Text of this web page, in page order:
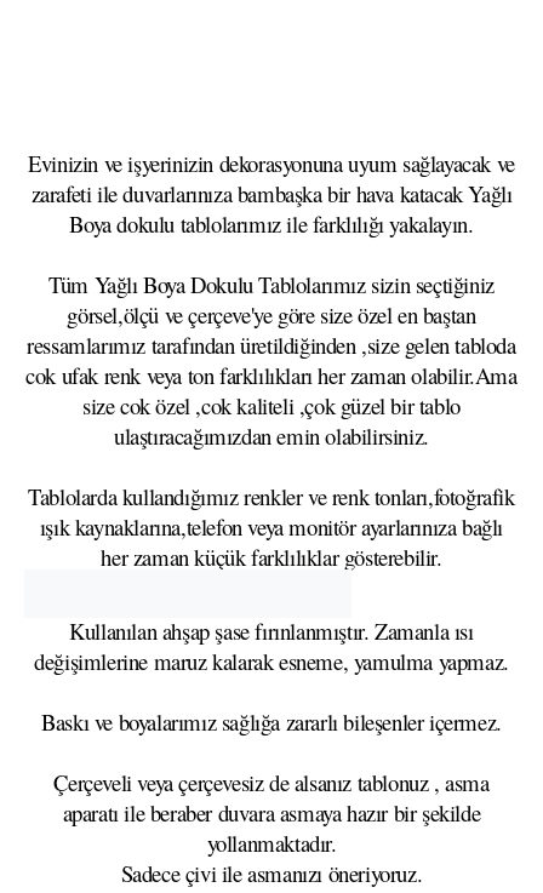
Evinizin ve işyerinizin dekorasyonuna uyum sağlayacak ve
zarafeti ile duvarlarınıza bambaşka bir hava katacak Yağlı
Boya dokulu tablolarımız ile farklılığı yakalayın.
Tüm Yağlı Boya Dokulu Tablolarımız sizin seçtiğiniz
görsel,ölçü ve çerçeve'ye göre size özel en baştan
ressamlarımız tarafından üretildiğinden ,size gelen tabloda
cok ufak renk veya ton farklılıkları her zaman olabilir.Ama
size cok özel ,cok kaliteli ,çok güzel bir tablo
ulaştıracağımızdan emin olabilirsiniz.
Tablolarda kullandığımız renkler ve renk tonları,fotoğrafik
ışık kaynaklarına,telefon veya monitör ayarlarınıza bağlı
her zaman küçük farklılıklar gösterebilir.
Kullanılan ahşap şase fırınlanmıştır. Zamanla ısı
değişimlerine maruz kalarak esneme, yamulma yapmaz.
Baskı ve boyalarımız sağlığa zararlı bileşenler içermez.
Çerçeveli veya çerçevesiz de alsanız tablonuz , asma
aparatı ile beraber duvara asmaya hazır bir şekilde
yollanmaktadır.
Sadece çivi ile asmanızı öneriyoruz.